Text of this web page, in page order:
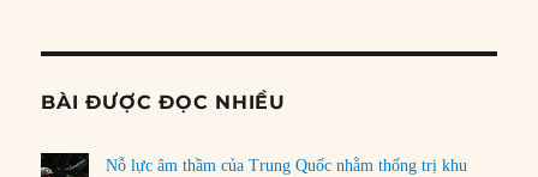
BÀI ĐƯỢC ĐỌC NHIỀU
Nỗ lực âm thầm của Trung Quốc nhằm thống trị khu